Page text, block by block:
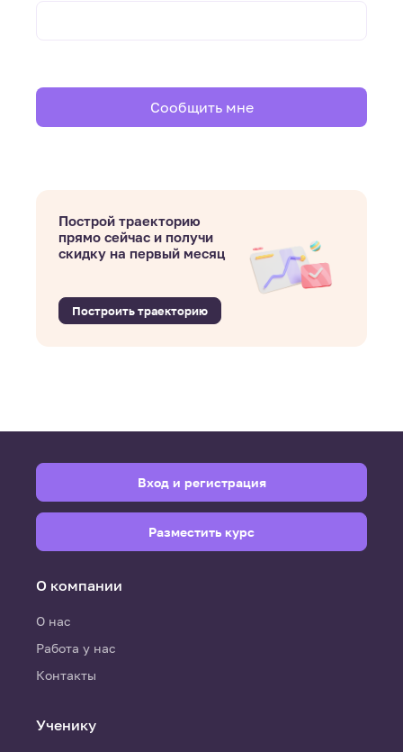
Сообщить мне
Построй траекторию
прямо сейчас и получи
скидку на первый месяц
Построить траекторию
О компании
О нас
Работа у нас
Контакты
Ученику
Вход и регистрация
Разместить курс